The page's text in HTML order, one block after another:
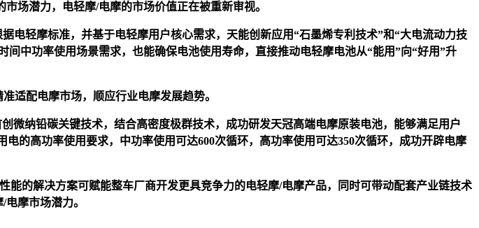
场潜力，电轻摩/电摩的市场价值正在被重新审视。
电轻摩标准，并基于电轻摩用户核心需求，天能创新应用“石墨烯专利技术”和“大电流动力技
中功率使用场景需求，也能确保电池使用寿命，直接推动电轻摩电池从“能用”向“好用”升
适配电摩市场，顺应行业电摩发展趋势。
微纳铅碳关键技术，结合高密度极群技术，成功研发天冠高端电摩原装电池，能够满足用户
的高功率使用要求，中功率使用可达600次循环，高功率使用可达350次循环，成功开辟电摩
的解决方案可赋能整车厂商开发更具竞争力的电轻摩/电摩产品，同时可带动配套产业链技术
摩市场潜力。